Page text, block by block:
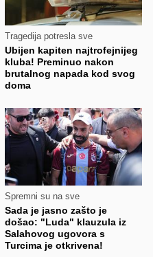
Tragedija potresla sve
Ubijen kapiten najtrofejnijeg
kluba! Preminuo nakon
brutalnog napada kod svog
doma
Spremni su na sve
Sada je jasno zašto je
došao: "Luda" klauzula iz
Salahovog ugovora s
Turcima je otkrivena!